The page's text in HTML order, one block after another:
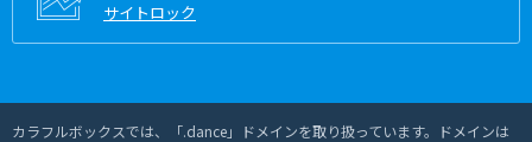
サイトロック
カラフルボックスでは、「.dance」ドメインを取り扱っています。ドメインは